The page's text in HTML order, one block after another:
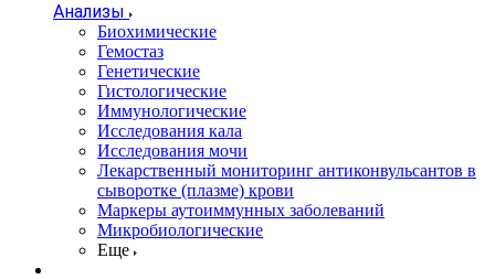
Анализы
Биохимические
Гемостаз
Генетические
Гистологические
Иммунологические
Исследования кала
Исследования мочи
Лекарственный мониторинг антиконвульсантов в
сыворотке (плазме) крови
Маркеры аутоиммунных заболеваний
Микробиологические
Еще